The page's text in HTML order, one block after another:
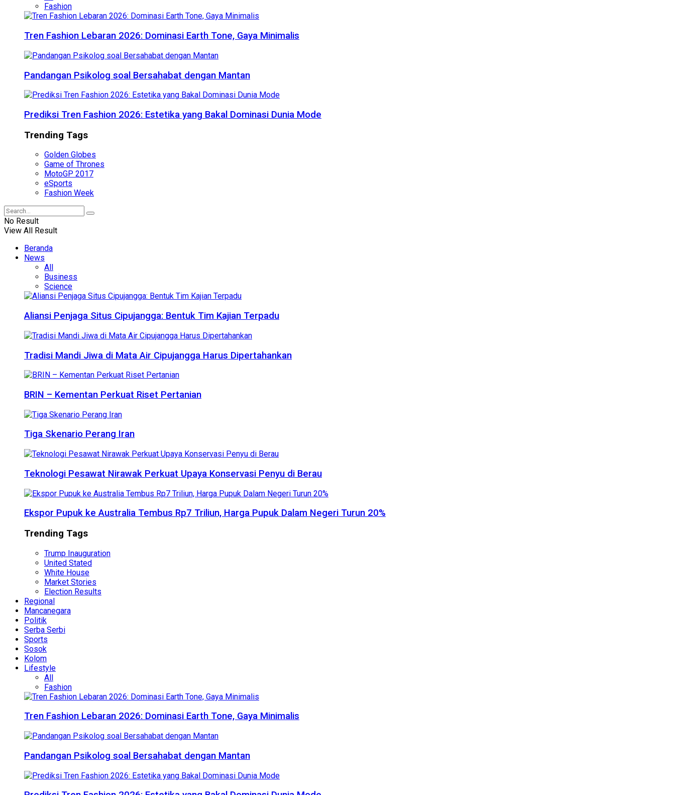
Fashion
Tren Fashion Lebaran 2026: Dominasi Earth Tone, Gaya Minimalis
Pandangan Psikolog soal Bersahabat dengan Mantan
Prediksi Tren Fashion 2026: Estetika yang Bakal Dominasi Dunia Mode
Trending Tags
Golden Globes
Game of Thrones
MotoGP 2017
eSports
Fashion Week
No Result
View All Result
Beranda
News
All
Business
Science
Aliansi Penjaga Situs Cipujangga: Bentuk Tim Kajian Terpadu
Tradisi Mandi Jiwa di Mata Air Cipujangga Harus Dipertahankan
BRIN – Kementan Perkuat Riset Pertanian
Tiga Skenario Perang Iran
Teknologi Pesawat Nirawak Perkuat Upaya Konservasi Penyu di Berau
Ekspor Pupuk ke Australia Tembus Rp7 Triliun, Harga Pupuk Dalam Negeri Turun 20%
Trending Tags
Trump Inauguration
United Stated
White House
Market Stories
Election Results
Regional
Mancanegara
Politik
Serba Serbi
Sports
Sosok
Kolom
Lifestyle
All
Fashion
Tren Fashion Lebaran 2026: Dominasi Earth Tone, Gaya Minimalis
Pandangan Psikolog soal Bersahabat dengan Mantan